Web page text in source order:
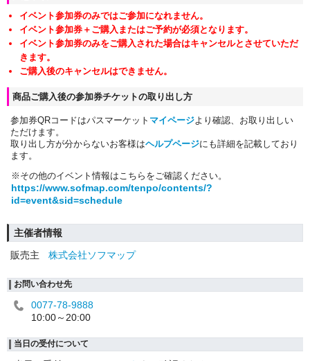
イベント参加券のみではご参加になれません。
イベント参加券＋ご購入またはご予約が必須となります。
イベント参加券のみをご購入された場合はキャンセルとさせていただ
きます。
ご購入後のキャンセルはできません。
商品ご購入後の参加券チケットの取り出し方
参加券QRコードはパスマーケット マイページより確認、お取り出しい
ただけます。
取り出し方が分からないお客様はヘルプページにも詳細を記載しており
ます。
※その他のイベント情報はこちらをご確認ください。
https://www.sofmap.com/tenpo/contents/?
id=event&sid=schedule
主催者情報
販売主
株式会社ソフマップ
お問い合わせ先
0077-78-9888
10:00～20:00
当日の受付について